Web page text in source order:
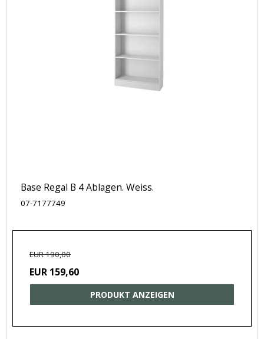
Base Regal B 4 Ablagen. Weiss.
07-7177749
EUR 190,00
EUR 159,60
PRODUKT ANZEIGEN